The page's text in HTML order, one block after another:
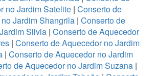
no Jardim Satelite| Conserto de
Jardim Shangrila | Conserto de
Silvia| Conserto de Aquecedor
| Conserto de Aquecedor no Jardim
| Conserto de Aquecedor no Jardim
de Aquecedor no Jardim Suzana|